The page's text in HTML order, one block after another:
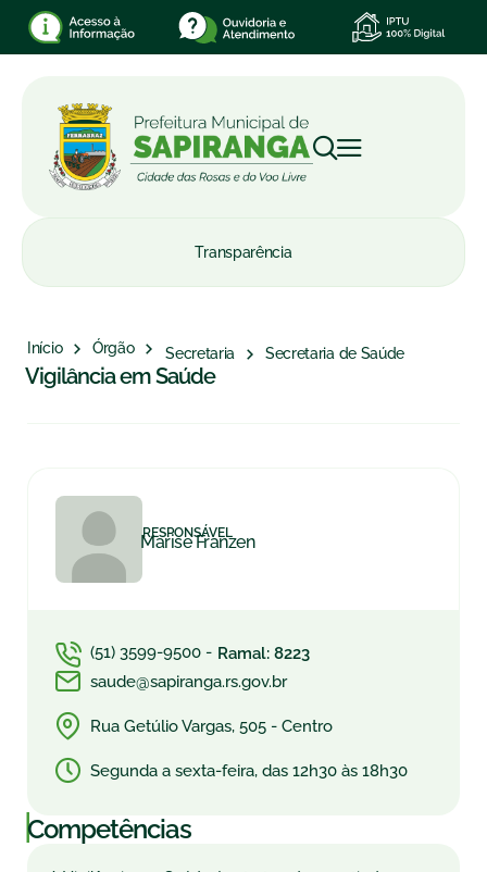
Transparência
Início Órgão Secretaria Secretaria de Saúde
Vigilância em Saúde
RESPONSÁVEL
Marise Franzen
(51) 3599-9500 - Ramal: 8223
saude@sapiranga.rs.gov.br
Rua Getúlio Vargas, 505 - Centro
Segunda a sexta-feira, das 12h30 às 18h30
|Competências